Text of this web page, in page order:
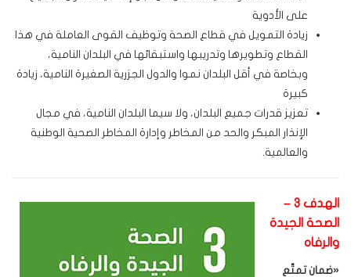
على الأدوية
زيادة التمويل في قطاع الصحة وتوظيف القوى العاملة في هذا
القطاع وتطويرها وتدريبها واستبقائها في البلدان النامية،
وبخاصة في أقل البلدان نموا والدول الجزرية الصغيرة النامية، زيادة
كبيرة
تعزيز قدرات جميع البلدان، ولا سيما البلدان النامية، في مجال
الإنذار المبكر والحد من المخاطر وإدارة المخاطر الصحية الوطنية
والعالمية.
الهدف 3 –
الصحة الجيدة
والرفاه
«ضمان تمتّع